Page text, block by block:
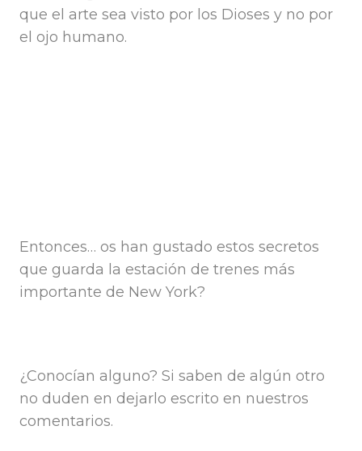
que el arte sea visto por los Dioses y no por
el ojo humano.
Entonces… os han gustado estos secretos
que guarda la estación de trenes más
importante de New York?
¿Conocían alguno? Si saben de algún otro
no duden en dejarlo escrito en nuestros
comentarios.